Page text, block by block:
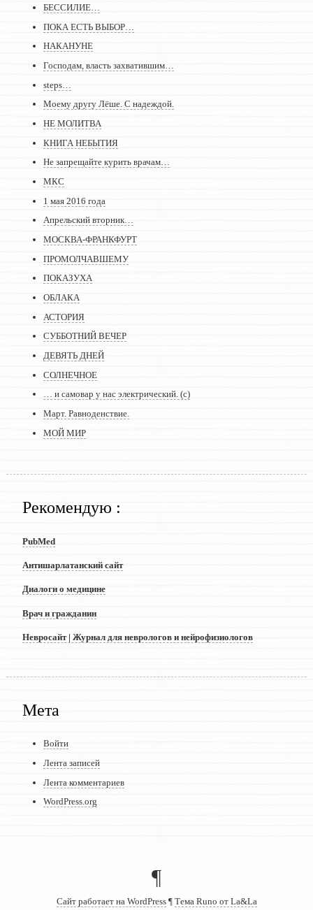
БЕССИЛИЕ…
ПОКА ЕСТЬ ВЫБОР…
НАКАНУНЕ
Господам, власть захватившим…
steps…
Моему другу Лёше. С надеждой.
НЕ МОЛИТВА
КНИГА НЕБЫТИЯ
Не запрещайте курить врачам…
МКС
1 мая 2016 года
Апрельский вторник…
МОСКВА-ФРАНКФУРТ
ПРОМОЛЧАВШЕМУ
ПОКАЗУХА
ОБЛАКА
АСТОРИЯ
СУББОТНИЙ ВЕЧЕР
ДЕВЯТЬ ДНЕЙ
СОЛНЕЧНОЕ
… и самовар у нас электрический. (с)
Март. Равноденствие.
МОЙ МИР
Рекомендую :
PubMed
Антишарлатанский сайт
Диалоги о медицине
Врач и гражданин
Невросайт | Журнал для неврологов и нейрофизиологов
Мета
Войти
Лента записей
Лента комментариев
WordPress.org
¶
Сайт работает на WordPress¶ Тема Runo от La&La